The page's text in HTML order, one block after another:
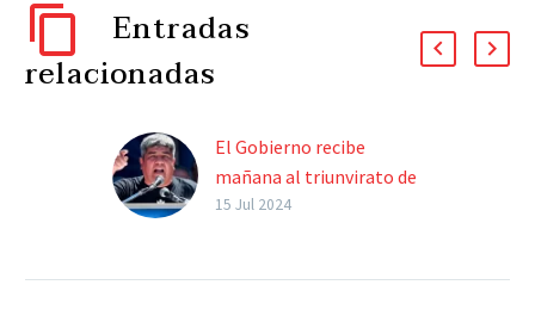
Entradas
relacionadas
El Gobierno recibe
mañana al triunvirato de
la CGT
15 Jul 2024